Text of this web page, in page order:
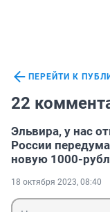
ПЕРЕЙТИ К
22
Эльвира, у нас
России
новую 1000-
18 октября 2023, 08:40